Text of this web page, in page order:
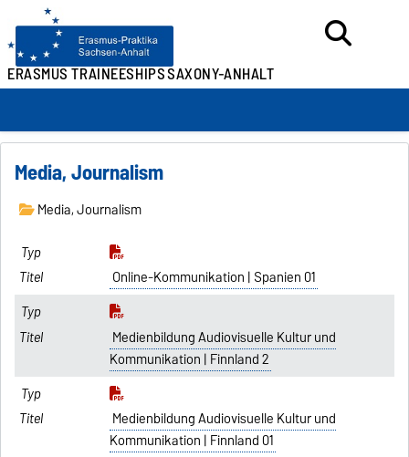
ERASMUS TRAINEESHIPSSAXONY-ANHALT
Media, Journalism
Media, Journalism
Online-Kommunikation | Spanien 01
Medienbildung Audiovisuelle Kultur und
Kommunikation | Finnland 2
Medienbildung Audiovisuelle Kultur und
Kommunikation | Finnland 01